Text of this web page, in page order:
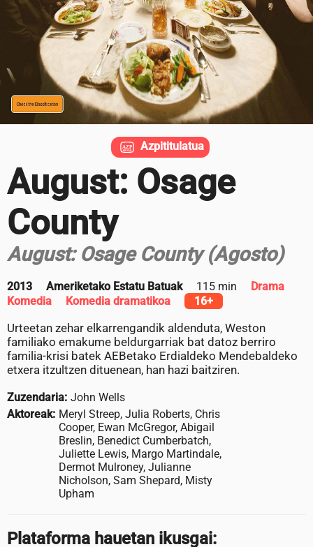
August: Osage
County
August: Osage County (Agosto)
2013 Ameriketako Estatu Batuak 115 min
Drama
Komedia
Komedia dramatikoa 16+
Urteetan zehar elkarrengandik aldenduta, Weston
familiako emakume beldurgarriak bat datoz berriro
familia-krisi batek AEBetako Erdialdeko Mendebaldeko
etxera itzultzen dituenean, han hazi baitziren.
Zuzendaria: John Wells
Aktoreak: Meryl Streep, Julia Roberts, Chris
Cooper, Ewan McGregor, Abigail
Breslin, Benedict Cumberbatch,
Juliette Lewis, Margo Martindale,
Dermot Mulroney, Julianne
Nicholson, Sam Shepard, Misty
Upham
Plataforma hauetan ikusgai:
Azpititulatua